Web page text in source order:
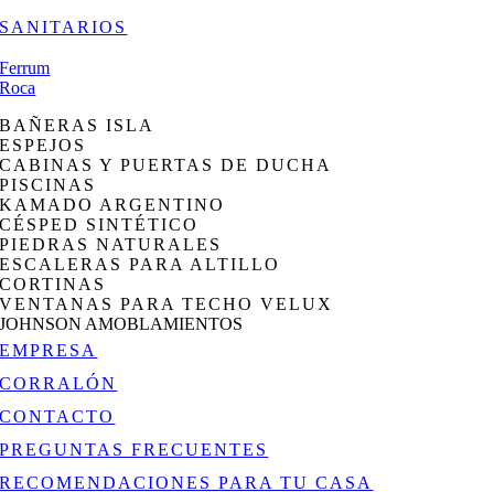
SANITARIOS
Ferrum
Roca
BAÑERAS ISLA
ESPEJOS
CABINAS Y PUERTAS DE DUCHA
PISCINAS
KAMADO ARGENTINO
CÉSPED SINTÉTICO
PIEDRAS NATURALES
ESCALERAS PARA ALTILLO
CORTINAS
VENTANAS PARA TECHO VELUX
JOHNSON AMOBLAMIENTOS
EMPRESA
CORRALÓN
CONTACTO
PREGUNTAS FRECUENTES
RECOMENDACIONES PARA TU CASA